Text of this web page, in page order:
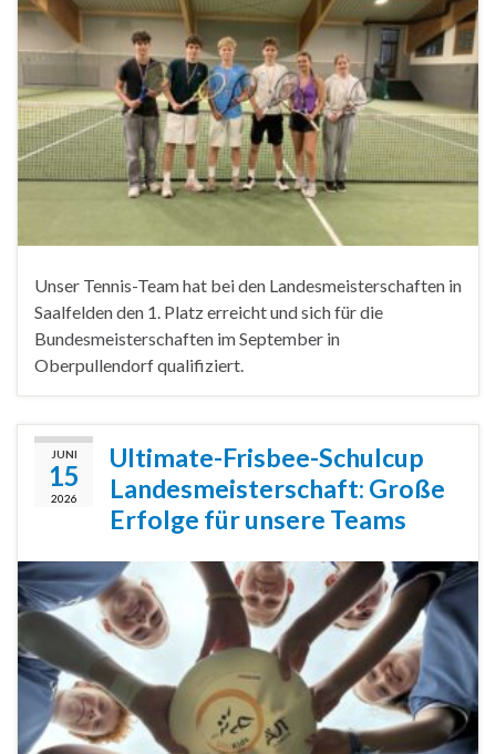
Unser Tennis-Team hat bei den Landesmeisterschaften in
Saalfelden den 1. Platz erreicht und sich für die
Bundesmeisterschaften im September in
Oberpullendorf qualifiziert.
JUNI
15
2026
Ultimate-Frisbee-Schulcup
Landesmeisterschaft: Große
Erfolge für unsere Teams